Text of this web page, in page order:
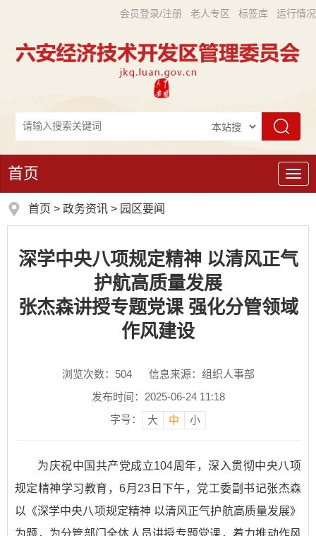
会员登录/注册 老人专区 标签库 运行情况
导
航
首页
首页 > 政务资讯 > 园区要闻
深学中央八项规定精神 以清风正气
护航高质量发展
张杰森讲授专题党课 强化分管领域
作风建设
浏览次数： 504
信息来源：组织人事部
发布时间：2025-06-24 11:18
字号：
大 中 小
为庆祝中国共产党成立104周年，深入贯彻中央八项
规定精神学习教育，6月23日下午，党工委副书记张杰森
以《深学中央八项规定精神 以清风正气护航高质量发展》
为题，为分管部门全体人员讲授专题党课，着力推动作风